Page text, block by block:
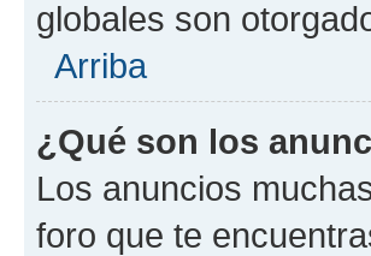
globales son
Arriba
¿Qué son los
Los anuncios
foro que te